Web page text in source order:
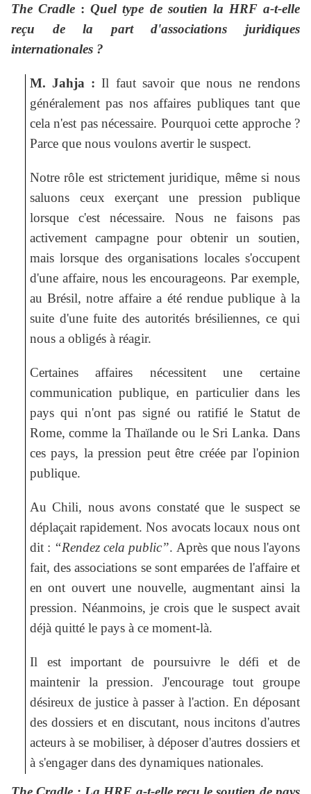
The Cradle : Quel type de soutien la HRF a-t-elle
reçu de la part d'associations juridiques
internationales ?
M. Jahja : Il faut savoir que nous ne rendons
généralement pas nos affaires publiques tant que
cela n'est pas nécessaire. Pourquoi cette approche ?
Parce que nous voulons avertir le suspect.
Notre rôle est strictement juridique, même si nous
saluons ceux exerçant une pression publique
lorsque c'est nécessaire. Nous ne faisons pas
activement campagne pour obtenir un soutien,
mais lorsque des organisations locales s'occupent
d'une affaire, nous les encourageons. Par exemple,
au Brésil, notre affaire a été rendue publique à la
suite d'une fuite des autorités brésiliennes, ce qui
nous a obligés à réagir.
Certaines affaires nécessitent une certaine
communication publique, en particulier dans les
pays qui n'ont pas signé ou ratifié le Statut de
Rome, comme la Thaïlande ou le Sri Lanka. Dans
ces pays, la pression peut être créée par l'opinion
publique.
Au Chili, nous avons constaté que le suspect se
déplaçait rapidement. Nos avocats locaux nous ont
dit : “Rendez cela public”. Après que nous l'ayons
fait, des associations se sont emparées de l'affaire et
en ont ouvert une nouvelle, augmentant ainsi la
pression. Néanmoins, je crois que le suspect avait
déjà quitté le pays à ce moment-là.
Il est important de poursuivre le défi et de
maintenir la pression. J'encourage tout groupe
désireux de justice à passer à l'action. En déposant
des dossiers et en discutant, nous incitons d'autres
acteurs à se mobiliser, à déposer d'autres dossiers et
à s'engager dans des dynamiques nationales.